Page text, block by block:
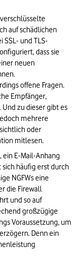
auf schädlichen
SSL- und TLS-
dass sie
neuen
offene Fragen.
Empfänger,
zu dieser gibt es
mehrere
oder
mitlesen.
E-Mail-Anhang
sich häufig erst durch
NGFWs eine
die Firewall
und so auf
großzügige
Voraussetzung, um
Denn ein